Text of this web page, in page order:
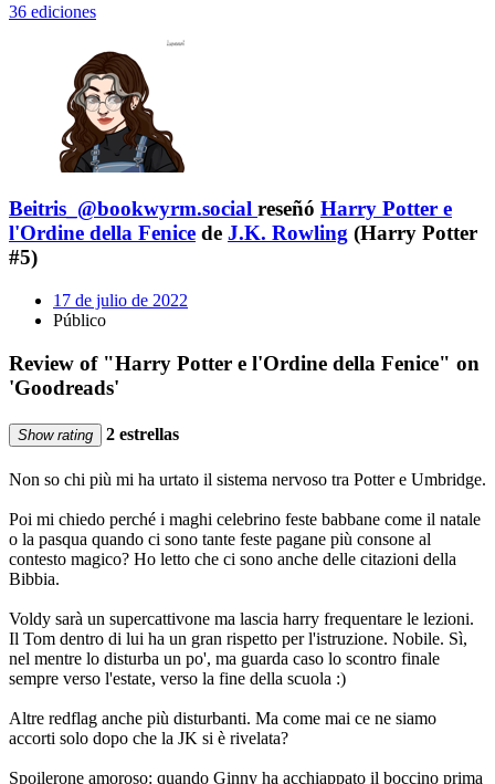
36 ediciones
Beitris_@bookwyrm.social reseñó Harry Potter e
l'Ordine della Fenice de J.K. Rowling (Harry Potter
#5)
17 de julio de 2022
Público
Review of "Harry Potter e l'Ordine della Fenice" on
'Goodreads'
Show rating 2 estrellas
Non so chi più mi ha urtato il sistema nervoso tra Potter e Umbridge.
Poi mi chiedo perché i maghi celebrino feste babbane come il natale
o la pasqua quando ci sono tante feste pagane più consone al
contesto magico? Ho letto che ci sono anche delle citazioni della
Bibbia.
Voldy sarà un supercattivone ma lascia harry frequentare le lezioni.
Il Tom dentro di lui ha un gran rispetto per l'istruzione. Nobile. Sì,
nel mentre lo disturba un po', ma guarda caso lo scontro finale
sempre verso l'estate, verso la fine della scuola :)
Altre redflag anche più disturbanti. Ma come mai ce ne siamo
accorti solo dopo che la JK si è rivelata?
Spoilerone amoroso: quando Ginny ha acchiappato il boccino prima